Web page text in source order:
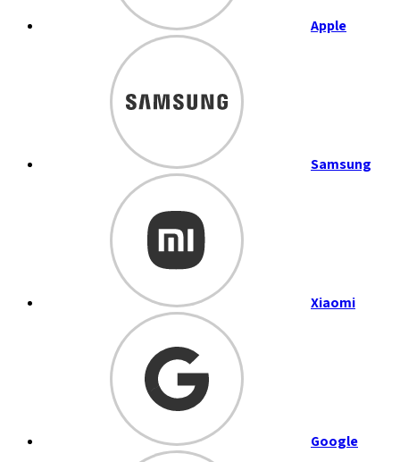
Apple
Samsung
Xiaomi
Google